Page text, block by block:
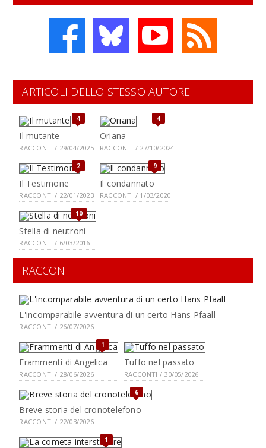
ARTICOLI DELLO STESSO AUTORE
4
Il mutante
RACCONTI / 29/04/2025
4
Oriana
RACCONTI / 27/10/2024
2
Il Testimone
RACCONTI / 22/01/2023
9
Il condannato
RACCONTI / 1/03/2020
10
Stella di neutroni
RACCONTI / 6/03/2016
RACCONTI
L'incomparabile avventura di un certo Hans Pfaall
RACCONTI / 26/07/2026
1
Frammenti di Angelica
RACCONTI / 28/06/2026
Tuffo nel passato
RACCONTI / 30/05/2026
6
Breve storia del cronotelefono
RACCONTI / 22/03/2026
1